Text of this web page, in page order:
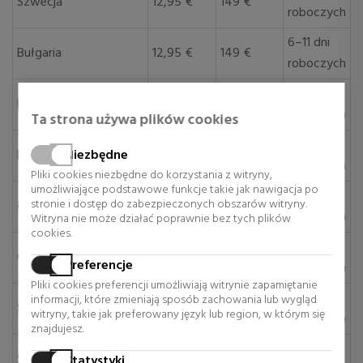
Ta strona używa plików cookies
Niezbędne
Pliki cookies niezbędne do korzystania z witryny,
umożliwiające podstawowe funkcje takie jak nawigacja po
stronie i dostęp do zabezpieczonych obszarów witryny.
Witryna nie może działać poprawnie bez tych plików
cookies.
Preferencje
Pliki cookies preferencji umożliwiają witrynie zapamiętanie
informacji, które zmieniają sposób zachowania lub wygląd
witryny, takie jak preferowany język lub region, w którym się
znajdujesz.
roboczych
Bułgaria
12,95 € 149 €
6–11 dni
roboczych
Estonia
roboczych
Litwa
roboczych
Łotwa
12,95 € 149 €
6–11 dni
roboczych
Chorwacja
50 € 295 €
roboczych
Słowenia
50 € 295 €
6–11 dni
roboczych
6–11 dni